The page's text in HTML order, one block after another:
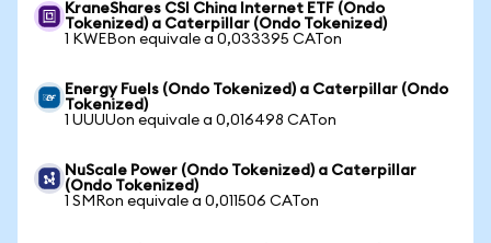
KraneShares CSI China Internet ETF (Ondo
Tokenized) a Caterpillar (Ondo Tokenized)
1 KWEBon equivale a 0,033395 CATon
Energy Fuels (Ondo Tokenized) a Caterpillar (Ondo
Tokenized)
1 UUUUon equivale a 0,016498 CATon
NuScale Power (Ondo Tokenized) a Caterpillar
(Ondo Tokenized)
1 SMRon equivale a 0,011506 CATon